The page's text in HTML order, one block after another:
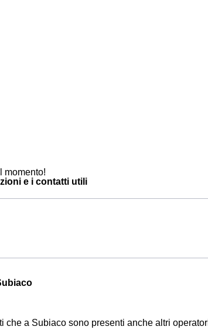
momento!
e i contatti utili
a Subiaco sono presenti anche altri